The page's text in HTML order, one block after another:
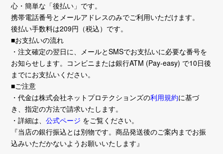
心・簡単な「後払い」です。
携帯電話番号とメールアドレスのみでご利用いただけます。
後払い手数料は209円（税込）です。
■お支払いの流れ
・注文確定の翌日に、メールとSMSでお支払いに必要な番号を
お知らせします。コンビニまたは銀行ATM (Pay-easy) で10日後
までにお支払いください。
■ご注意
・代金は株式会社ネットプロテクションズの利用規約に基づ
き、指定の方法で請求いたします。
・詳細は、公式ページ をご覧ください。
『当店の銀行振込とは別物です。商品発送後のご案内までお振
込みいただかないようお願いいたします』